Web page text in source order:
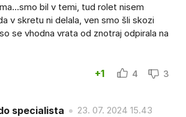
bil v temi, tud rolet nisem
v skretu ni delala, ven smo šli skozi
se vhodna vrata od znotraj odpirala na
+1 4 3
specialista 23. 07. 2024 15.43